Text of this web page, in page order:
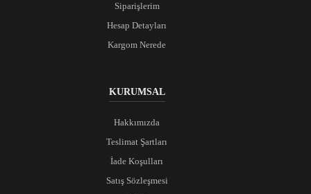
Siparişlerim
Hesap Detayları
Kargom Nerede
KURUMSAL
Hakkımızda
Teslimat Şartları
İade Koşulları
Satış Sözleşmesi